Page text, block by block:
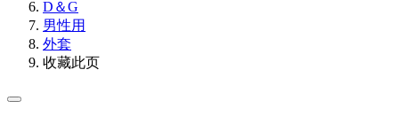
D＆G
男性用
外套
收藏此页